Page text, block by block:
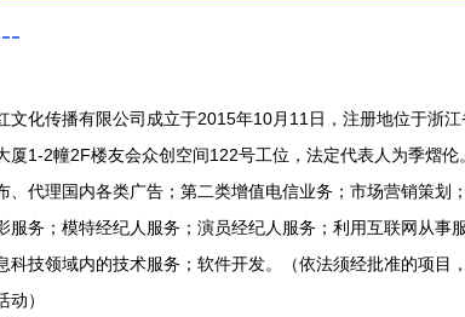
文化传播有限公司成立于2015年10月11日，注册地位于浙
厦1-2幢2F楼友会众创空间122号工位，法定代表人为季熠伦
、代理国内各类广告；第二类增值电信业务；市场营销策划
服务；模特经纪人服务；演员经纪人服务；利用互联网从事
科技领域内的技术服务；软件开发。（依法须经批准的项目
动）